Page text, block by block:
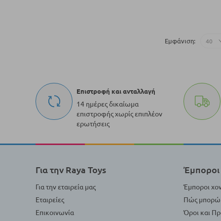
Εμφάνιση
Επιστροφή και ανταλλαγή
14 ημέρες δικαίωμα
επιστροφής χωρίς επιπλέον
ερωτήσεις
Για την Raya Toys
Για την εταιρεία μας
Εταιρείες
Επικοινωνία
Έμποροι
Έμποροι
Πώς μπορώ
Όροι και